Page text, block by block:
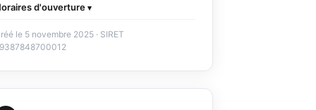
d'ouverture
le 5 novembre 2025 · SIRET